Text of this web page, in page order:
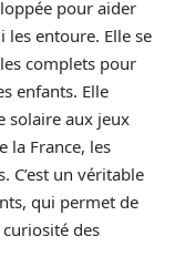
pour aider
entoure. Elle se
complets pour
enfants. Elle
solaire aux jeux
la France, les
C’est un véritable
qui permet de
des